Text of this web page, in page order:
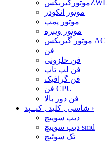
موتورگیربکسZWL
موتور انکودر
موتور پمپ
موتور ویبره
موتور گیربکس AC
فن
فن حلزونی
فن لپ تاپ
فن گرافیک
فن CPU
فن دور بالا
›
دیپ سوییچ
دیپ سوییچ smd
تک سوئیچ